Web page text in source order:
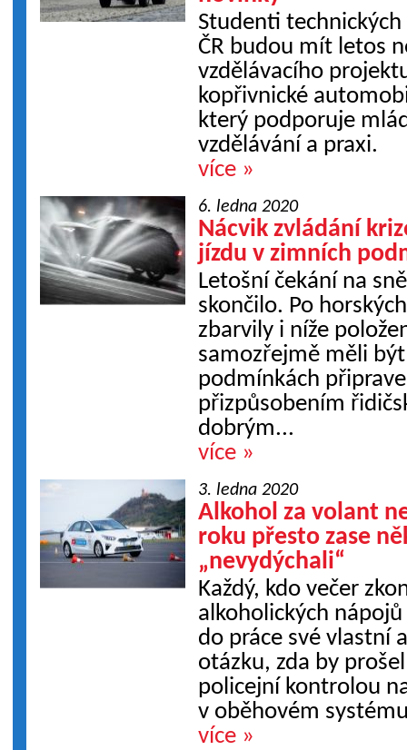
Studenti
ČR budou mít letos
vzdělávacího
kopřivnické
který podporuje
vzdělávání a praxi.
více »
6. ledna 2020
Nácvik zvládání
jízdu v zimních
Letošní čekání na
skončilo. Po
zbarvily i níže
samozřejmě měli
podmínkách
přizpůsobením
dobrým...
více »
3. ledna 2020
Alkohol za volant
roku přesto zase
„nevydýchali“
Každý, kdo večer
alkoholických
do práce své vlastní
otázku, zda by
policejní kontrolou
v oběhovém
více »